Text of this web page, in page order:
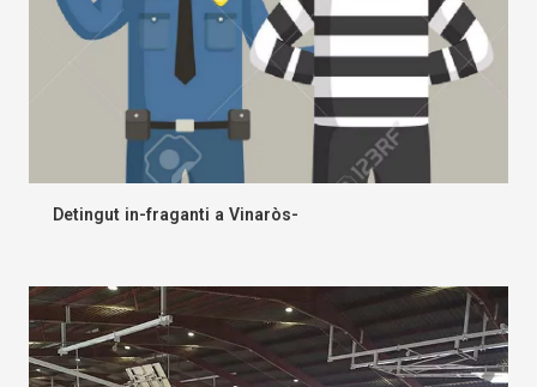
Detingut in-fraganti a Vinaròs-